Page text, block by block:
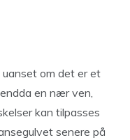
uanset om det er et
en nær ven,
kan tilpasses
senere på